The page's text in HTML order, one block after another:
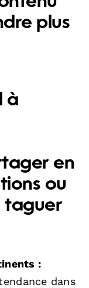
plus
à
en
ou
taguer
:
dans